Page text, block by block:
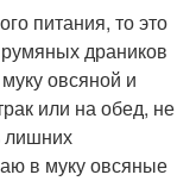
питания, то это
драников
овсяной и
или на обед, не
лишних
в муку овсяные